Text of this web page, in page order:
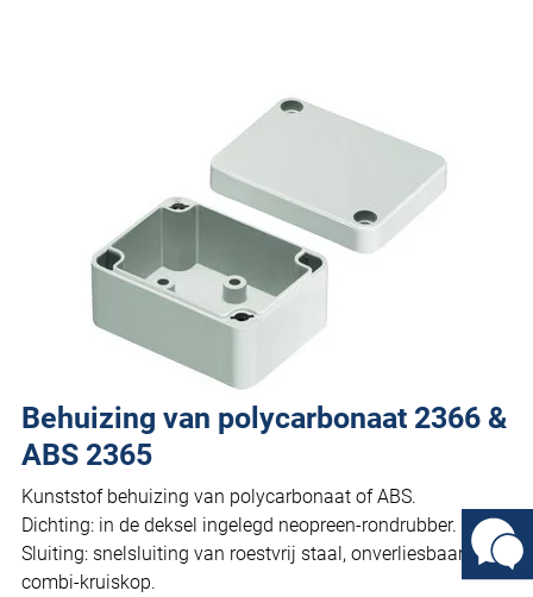
Behuizing van polycarbonaat 2366 &
ABS 2365
Kunststof behuizing van polycarbonaat of ABS.
Dichting: in de deksel ingelegd neopreen-rondrubber.
Sluiting: snelsluiting van roestvrij staal, onverliesbaar,
combi-kruiskop.